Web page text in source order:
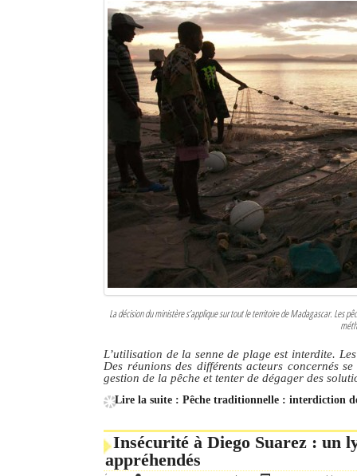
La décision du ministère s’applique sur tout le territoire de Madagascar. Les
L’utilisation de la senne de plage est interdite.
Des réunions des différents acteurs concernés
gestion de la pêche et tenter de dégager des
Lire la suite : Pêche traditionnelle : interdiction
Insécurité à Diego Suarez : un
appréhendés